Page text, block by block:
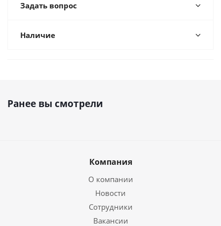
Задать вопрос
Наличие
Ранее вы смотрели
Компания
О компании
Новости
Сотрудники
Вакансии